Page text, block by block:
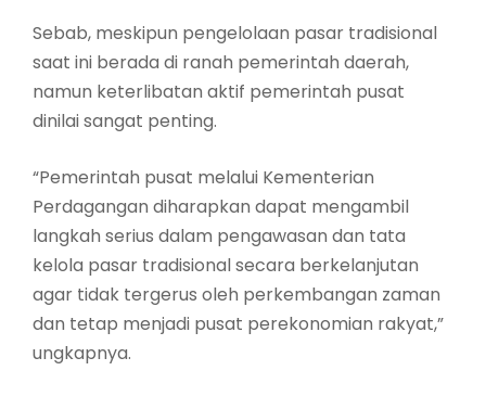
Sebab, meskipun pengelolaan pasar tradisional
saat ini berada di ranah pemerintah daerah,
namun keterlibatan aktif pemerintah pusat
dinilai sangat penting.
“Pemerintah pusat melalui Kementerian
Perdagangan diharapkan dapat mengambil
langkah serius dalam pengawasan dan tata
kelola pasar tradisional secara berkelanjutan
agar tidak tergerus oleh perkembangan zaman
dan tetap menjadi pusat perekonomian rakyat,”
ungkapnya.